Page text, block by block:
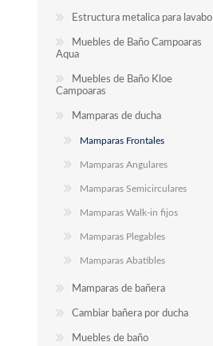
Estructura metalica para lavabo
Muebles de Baño Campoaras
Aqua
Muebles de Baño Kloe
Campoaras
Mamparas de ducha
Mamparas Frontales
Mamparas Angulares
Mamparas Semicirculares
Mamparas Walk-in fijos
Mamparas Plegables
Mamparas Abatibles
Mamparas de bañera
Cambiar bañera por ducha
Muebles de baño